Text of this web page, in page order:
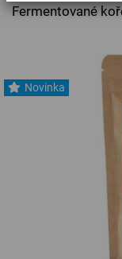
Fermentované
Novinka